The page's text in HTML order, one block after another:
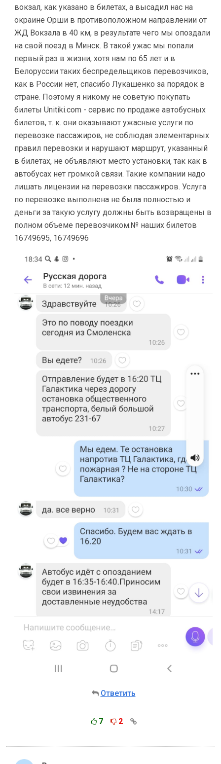
вокзал, как указано в билетах, а высадил нас на
окраине Орши в противоположном направлении от
ЖД Вокзала в 40 км, в результате чего мы опоздали
на свой поезд в Минск. В такой ужас мы попали
первый раз в жизни, хотя нам по 65 лет и в
Белоруссии таких беспредельщиков перевозчиков,
как в России нет, спасибо Лукашенко за порядок в
стране. Поэтому я никому не советую покупать
билеты Unitiki.com - сервис по продаже автобусных
билетов, т. к. они оказывают ужасные услуги по
перевозке пассажиров, не соблюдая элементарных
правил перевозки и нарушают маршрут, указанный
в билетах, не объявляют место установки, так как в
автобусах нет громкой связи. Такие компании надо
лишать лицензии на перевозки пассажиров. Услуга
по перевозке выполнена не была полностью и
деньги за такую услугу должны быть возвращены в
полном объеме перевозчиком.№ наших билетов
16749695, 16749696
Ответить
7 2